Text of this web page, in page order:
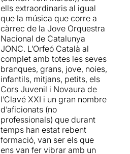
música, la qualitat de les
veus dels participants va ser
impressionant, jo que estava
a primera líniaus puc ben
bé assegurar que l’afinació
i to de tots ells va ser
impecable durant tota la
representació. Participants
de totes les edats units sota
una mateixa creació. No tinc
paraules per descriure què
vaig sentir quan vaig
escoltar les veus d’aquells
nens i nenes, que
possiblement no tenien més
ells extraordinaris al igual
que la música que corre a
càrrec de la Jove Orquestra
Nacional de Catalunya
JONC. L’Orfeó Català al
complet amb totes les seves
branques, grans, jove, noies,
infantils, mitjans, petits, els
Cors Juvenil i Novaura de
l’Clavé XXI i un gran nombre
d’aficionats (no
professionals) que durant
temps han estat rebent
formació, van ser els que
ens van fer vibrar amb un